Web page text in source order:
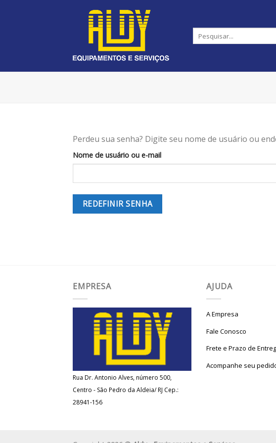
Perdeu sua senha? Digite seu nome de usuário ou
Nome de usuário ou e-mail
REDEFINIR SENHA
EMPRESA
Rua Dr. Antonio Alves, número 500,
Centro - São Pedro da Aldeia/ RJ Cep.:
28941-156
AJUDA
A Empresa
Fale Conosco
Frete e Prazo de
Acompanhe seu